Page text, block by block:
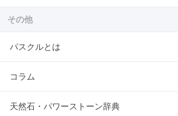
その他
パスクルとは
コラム
天然石・パワーストーン辞典